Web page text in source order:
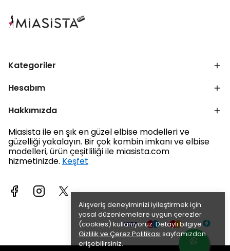
Alışveriş deneyiminizi iyileştirmek için
yasal düzenlemelere uygun çerezler
(cookies) kullanıyoruz. Detaylı bilgiye
Gizlilik ve Çerez Politikası sayfamızdan
erişebilirsiniz.
Kategoriler
Hesabım
Hakkımızda
Miasista ile en şık en güzel elbise modelleri ve
güzelliği yakalayın. Bir çok kombin imkanı ve elbise
modelleri, ürün çeşitliliği ile miasista.com
hizmetinizde. Keşfet